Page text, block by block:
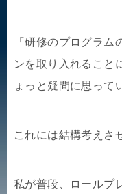
「研修のプログラム
ンを取り入れること
ょっと疑問に思って
これには結構考えさ
私が普段、ロールプ